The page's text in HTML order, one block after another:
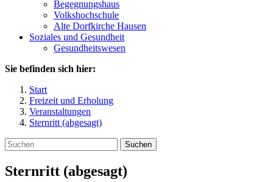
Begegnungshaus
Volkshochschule
Alte Dorfkirche Hausen
Soziales und Gesundheit
Gesundheitswesen
Sie befinden sich hier:
Start
Freizeit und Erholung
Veranstaltungen
Sternritt (abgesagt)
Suchen
Sternritt (abgesagt)